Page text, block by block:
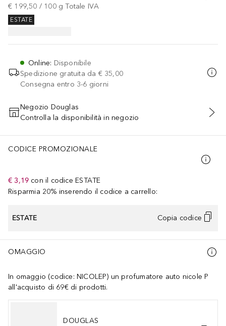
€ 199,50 / 100 g Totale IVA
ESTATE
Online: Disponibile
Spedizione gratuita da € 35,00
Consegna entro 3-6 giorni
AGGIUNGI AL CARRELLO
Negozio Douglas
Controlla la disponibilità in negozio
CODICE PROMOZIONALE
€ 3,19 con il codice ESTATE
Risparmia 20% inserendo il codice a carrello:
ESTATE Copia codice
OMAGGIO
In omaggio (codice: NICOLEP) un profumatore auto nicole P
all'acquisto di 69€ di prodotti.
DOUGLAS